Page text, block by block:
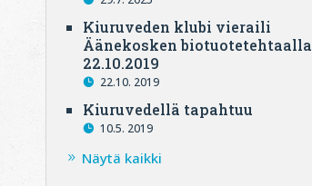
Kiuruveden klubi vieraili
Äänekosken biotuotetehtaalla
22.10.2019
22.10. 2019
Kiuruvedellä tapahtuu
10.5. 2019
Näytä kaikki